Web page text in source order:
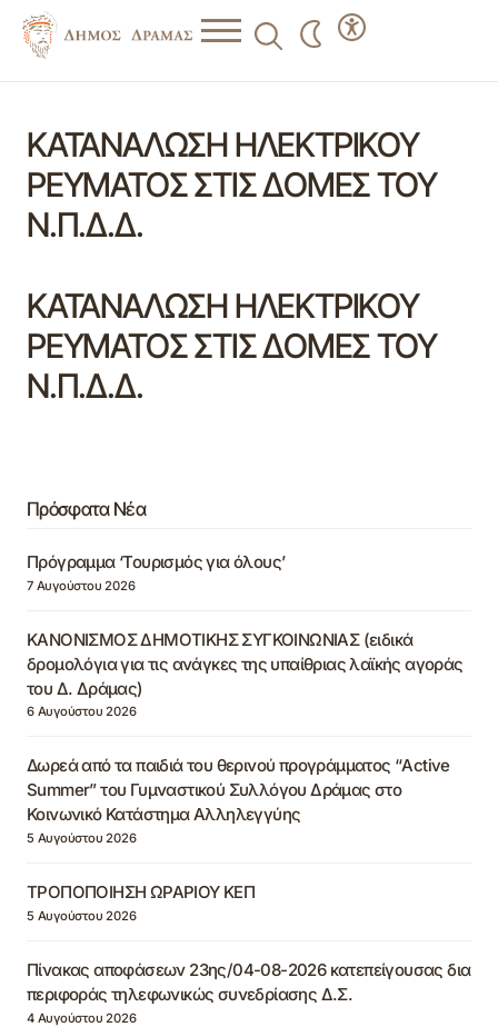
ΚΑΤΑΝΑΛΩΣΗ ΗΛΕΚΤΡΙΚΟΥ
ΡΕΥΜΑΤΟΣ ΣΤΙΣ ΔΟΜΕΣ ΤΟΥ
Ν.Π.Δ.Δ.
ΚΑΤΑΝΑΛΩΣΗ ΗΛΕΚΤΡΙΚΟΥ
ΡΕΥΜΑΤΟΣ ΣΤΙΣ ΔΟΜΕΣ ΤΟΥ
Ν.Π.Δ.Δ.
Πρόσφατα Νέα
Πρόγραμμα ‘Τουρισμός για όλους’
7 Αυγούστου 2026
ΚΑΝΟΝΙΣΜΟΣ ΔΗΜΟΤΙΚΗΣ ΣΥΓΚΟΙΝΩΝΙΑΣ (ειδικά
δρομολόγια για τις ανάγκες της υπαίθριας λαϊκής αγοράς
του Δ. Δράμας)
6 Αυγούστου 2026
Δωρεά από τα παιδιά του θερινού προγράμματος “Active
Summer” του Γυμναστικού Συλλόγου Δράμας στο
Κοινωνικό Κατάστημα Αλληλεγγύης
5 Αυγούστου 2026
ΤΡΟΠΟΠΟΙΗΣΗ ΩΡΑΡΙΟΥ ΚΕΠ
5 Αυγούστου 2026
Πίνακας αποφάσεων 23ης/04-08-2026 κατεπείγουσας δια
περιφοράς τηλεφωνικώς συνεδρίασης Δ.Σ.
4 Αυγούστου 2026